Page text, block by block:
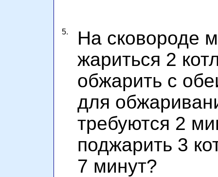
5.
На сковороде
жариться 2
обжарить с
для
требуются 2
поджарить 3
7 минут?